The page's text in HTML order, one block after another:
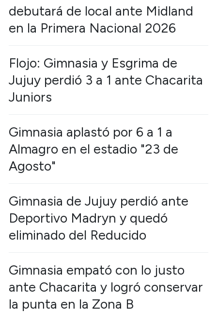
debutará de local ante Midland
en la Primera Nacional 2026
Flojo: Gimnasia y Esgrima de
Jujuy perdió 3 a 1 ante Chacarita
Juniors
Gimnasia aplastó por 6 a 1 a
Almagro en el estadio "23 de
Agosto"
Gimnasia de Jujuy perdió ante
Deportivo Madryn y quedó
eliminado del Reducido
Gimnasia empató con lo justo
ante Chacarita y logró conservar
la punta en la Zona B